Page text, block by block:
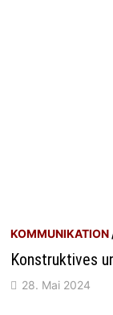
KOMMUNIKATION
Konstruktives
28. Mai 2024